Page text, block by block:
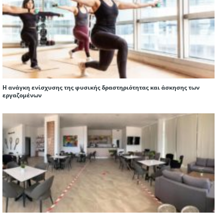
H ανάγκη ενίσχυσης της φυσικής δραστηριότητας και άσκησης των
εργαζομένων